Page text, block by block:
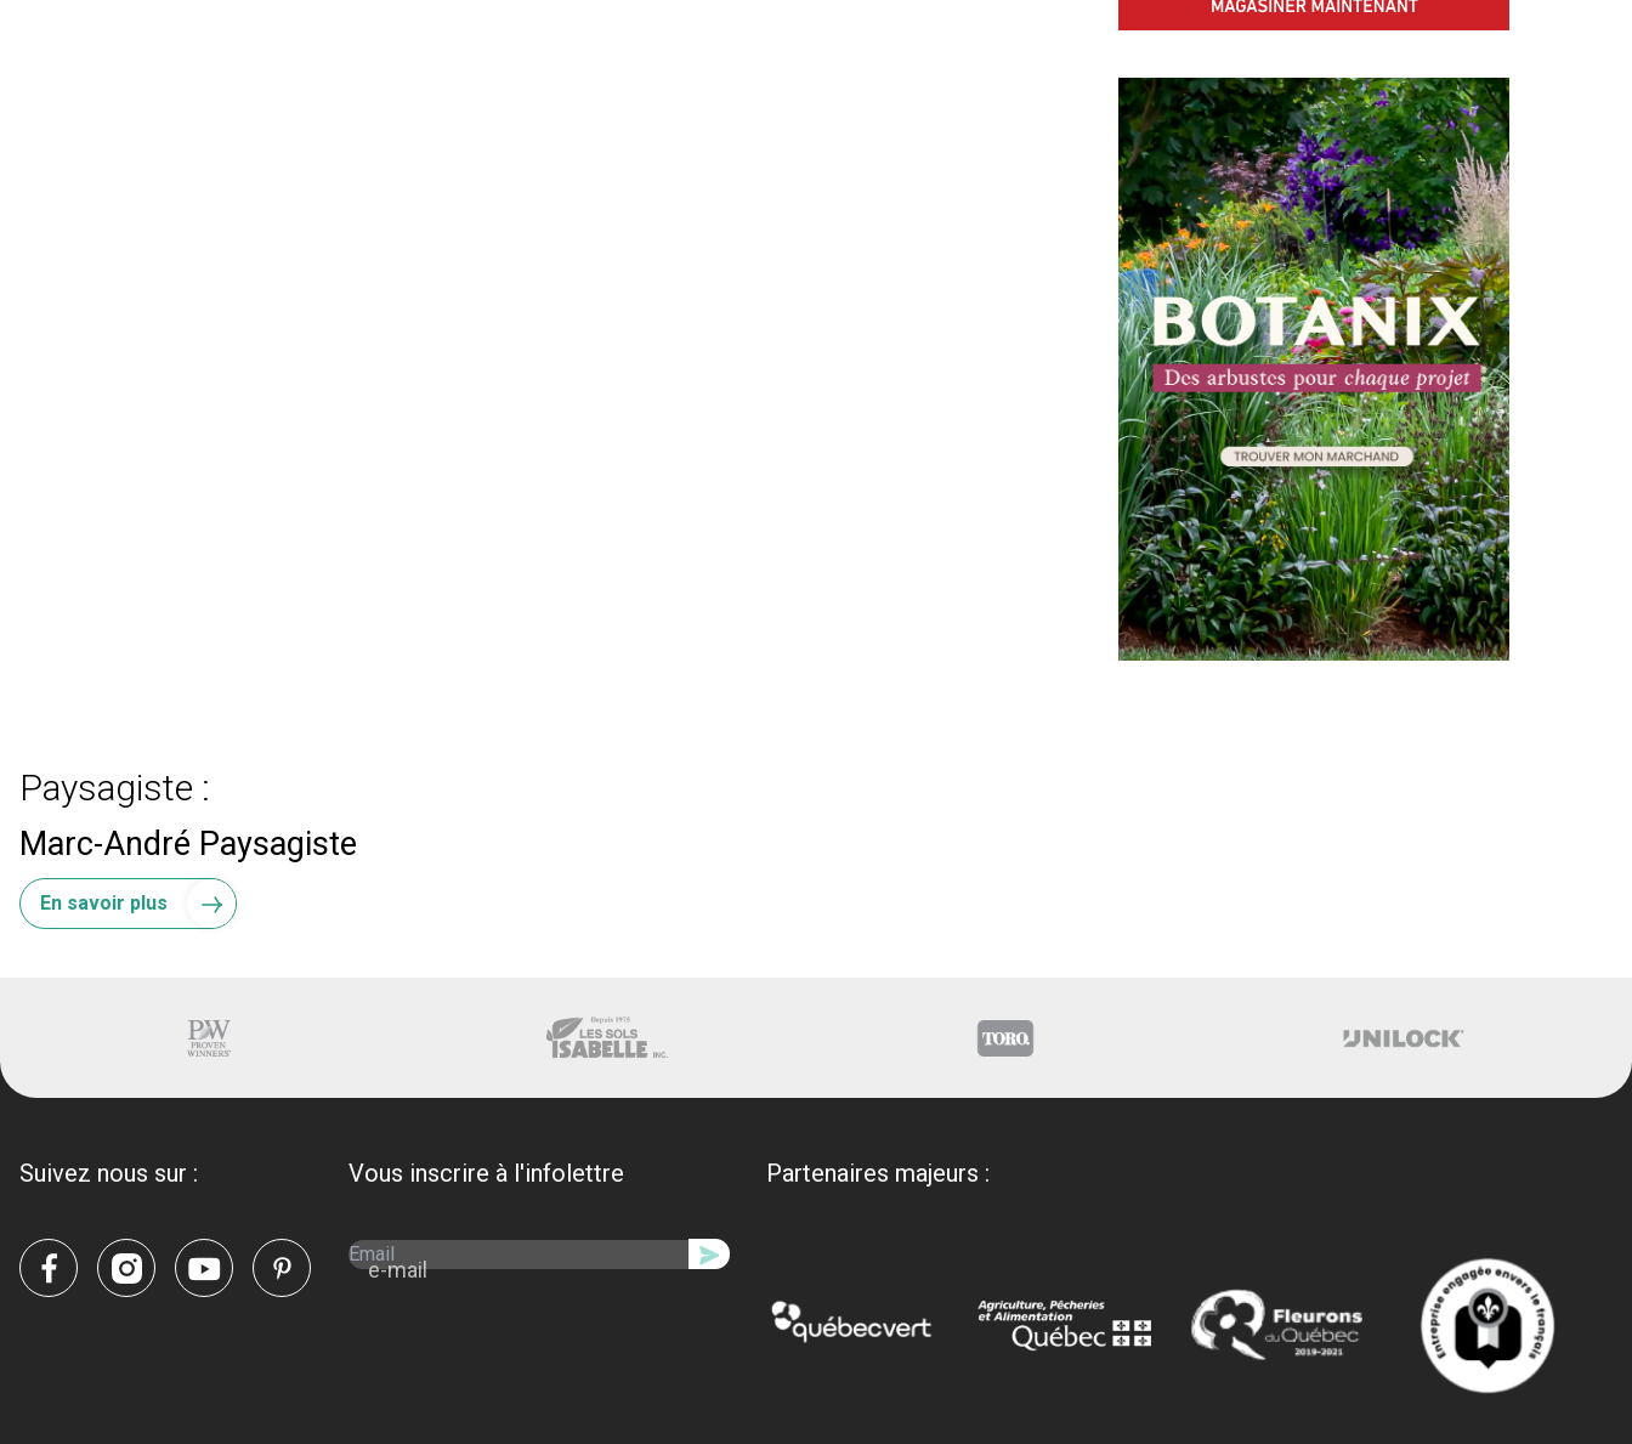
Paysagiste :
Marc-André Paysagiste
En savoir plus
Suivez nous sur : Vous inscrire à l'infolettre
e-mail
Partenaires majeurs :